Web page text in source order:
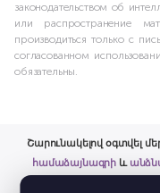
законодательством об
или распространение
производиться только с
согласованном
обязательны.
Շարունակելով օգտվել
համաձայնագրի և